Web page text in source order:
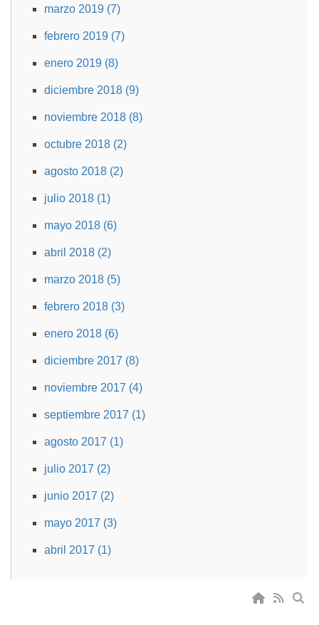
marzo 2019 (7)
febrero 2019 (7)
enero 2019 (8)
diciembre 2018 (9)
noviembre 2018 (8)
octubre 2018 (2)
agosto 2018 (2)
julio 2018 (1)
mayo 2018 (6)
abril 2018 (2)
marzo 2018 (5)
febrero 2018 (3)
enero 2018 (6)
diciembre 2017 (8)
noviembre 2017 (4)
septiembre 2017 (1)
agosto 2017 (1)
julio 2017 (2)
junio 2017 (2)
mayo 2017 (3)
abril 2017 (1)